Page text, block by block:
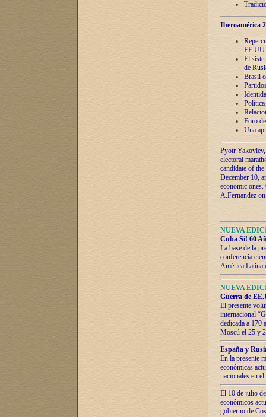
Iberoamérica
EE.UU.
El
de
Brasil
Política
Foro
Una
Pyotr
electoral
candidate of
December 10,
economic
A.Fernandez
NUEVA
Cuba Sí! 60
La base de la
conferencia
América Latina
NUEVA
Guerra de
El presente
internacional
dedicada a 170
Moscú el 25 y
España y
En la presente
económicas
nacionales en
El 10 de julio
económicos
gobierno de